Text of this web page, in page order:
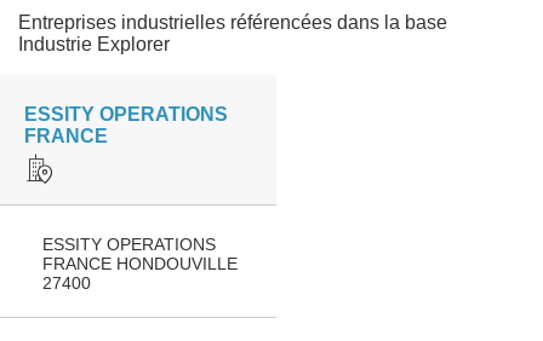
Entreprises industrielles référencées dans la base
Industrie Explorer
ESSITY OPERATIONS
FRANCE
ESSITY OPERATIONS
FRANCE HONDOUVILLE
27400